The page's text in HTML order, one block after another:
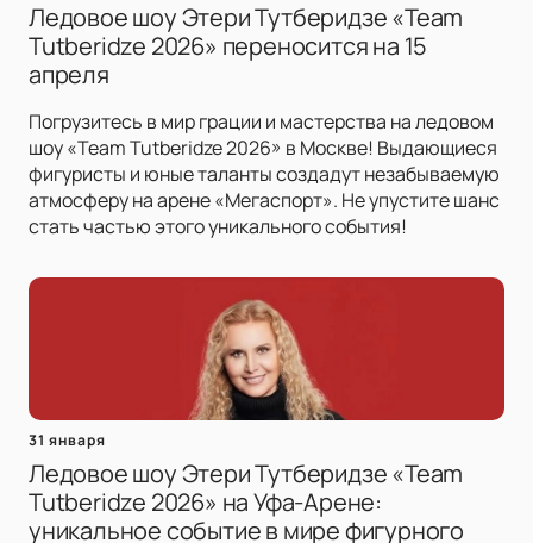
Ледовое шоу Этери Тутберидзе «Team
Tutberidze 2026» переносится на 15
апреля
Погрузитесь в мир грации и мастерства на ледовом
шоу «Team Tutberidze 2026» в Москве! Выдающиеся
фигуристы и юные таланты создадут незабываемую
атмосферу на арене «Мегаспорт». Не упустите шанс
стать частью этого уникального события!
31 января
Ледовое шоу Этери Тутберидзе «Team
Tutberidze 2026» на Уфа-Арене:
уникальное событие в мире фигурного